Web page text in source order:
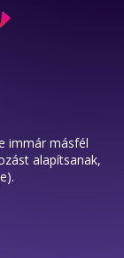
immár másfél
alapítsanak,